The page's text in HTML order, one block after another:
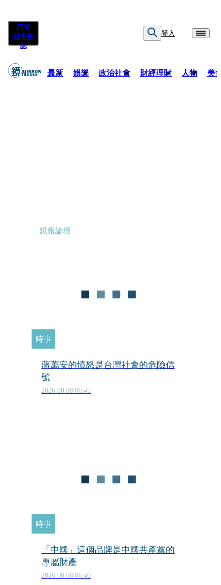
訂閱
紙本雜
誌
登入
最新 娛樂 政治社會 財經理財 人物 美
鏡報論壇
時事
蔣萬安的憤怒是台灣社會的危險信
號
2026.08.08 06:45
時事
「中國」這個品牌是中國共產黨的
專屬財產
2026.08.08 06:40